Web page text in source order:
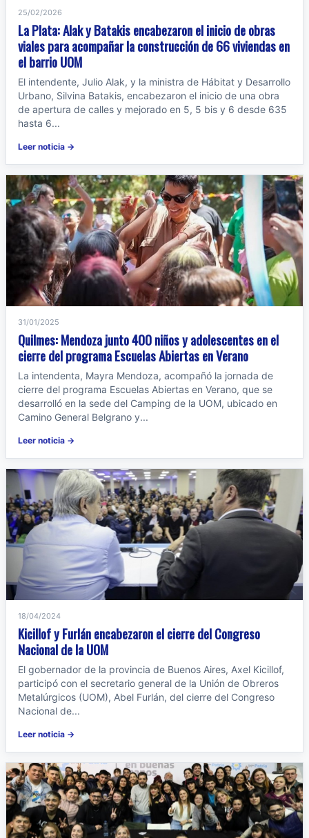
25/02/2026
La Plata: Alak y Batakis encabezaron el inicio de obras
viales para acompañar la construcción de 66 viviendas en
el barrio UOM
El intendente, Julio Alak, y la ministra de Hábitat y Desarrollo
Urbano, Silvina Batakis, encabezaron el inicio de una obra
de apertura de calles y mejorado en 5, 5 bis y 6 desde 635
hasta 6...
Leer noticia →
31/01/2025
Quilmes: Mendoza junto 400 niños y adolescentes en el
cierre del programa Escuelas Abiertas en Verano
La intendenta, Mayra Mendoza, acompañó la jornada de
cierre del programa Escuelas Abiertas en Verano, que se
desarrolló en la sede del Camping de la UOM, ubicado en
Camino General Belgrano y...
Leer noticia →
18/04/2024
Kicillof y Furlán encabezaron el cierre del Congreso
Nacional de la UOM
El gobernador de la provincia de Buenos Aires, Axel Kicillof,
participó con el secretario general de la Unión de Obreros
Metalúrgicos (UOM), Abel Furlán, del cierre del Congreso
Nacional de...
Leer noticia →